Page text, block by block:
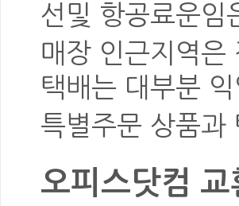
선및 항공료운임
매장 인근지역은
택배는 대부분
특별주문 상품과
오피스닷컴